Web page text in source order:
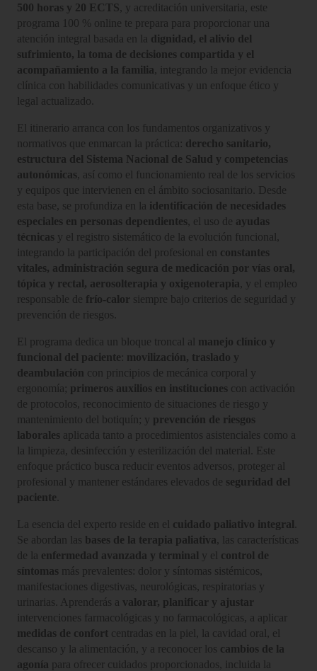
500 horas y 20 ECTS , y acreditación universitaria, este
programa 100 % online te prepara para proporcionar una
atención integral basada en la dignidad, el alivio del
sufrimiento, la toma de decisiones compartida y el
acompañamiento a la familia , integrando la mejor evidencia
clínica con habilidades comunicativas y un enfoque ético y
legal actualizado.
El itinerario arranca con los fundamentos organizativos y
normativos que enmarcan la práctica: derecho sanitario,
estructura del Sistema Nacional de Salud y competencias
autonómicas , así como el funcionamiento real de los servicios
y equipos que intervienen en el ámbito sociosanitario. Desde
esta base, se profundiza en la identificación de necesidades
especiales en personas dependientes , el uso de ayudas
técnicas y el registro sistemático de la evolución funcional,
integrando la participación del profesional en constantes
vitales, administración segura de medicación por vías oral,
tópica y rectal, aerosolterapia y oxigenoterapia , y el empleo
responsable de frío-calor siempre bajo criterios de seguridad y
prevención de riesgos.
El programa dedica un bloque troncal al manejo clínico y
funcional del paciente: movilización, traslado y
deambulación con principios de mecánica corporal y
ergonomía; primeros auxilios en instituciones con activación
de protocolos, reconocimiento de situaciones de riesgo y
mantenimiento del botiquín; y prevención de riesgos
laborales aplicada tanto a procedimientos asistenciales como a
la limpieza, desinfección y esterilización del material. Este
enfoque práctico busca reducir eventos adversos, proteger al
profesional y mantener estándares elevados de seguridad del
paciente
La esencia del experto reside en el cuidado paliativo integral
Se abordan las bases de la terapia paliativa , las características
de la enfermedad avanzada y terminal y el control de
síntomas más prevalentes: dolor y síntomas sistémicos,
manifestaciones digestivas, neurológicas, respiratorias y
urinarias. Aprenderás a valorar, planificar y ajustar
intervenciones farmacológicas y no farmacológicas, a aplicar
medidas de confort centradas en la piel, la cavidad oral, el
descanso y la alimentación, y a reconocer los cambios de la
agonía para ofrecer cuidados proporcionados, incluida la